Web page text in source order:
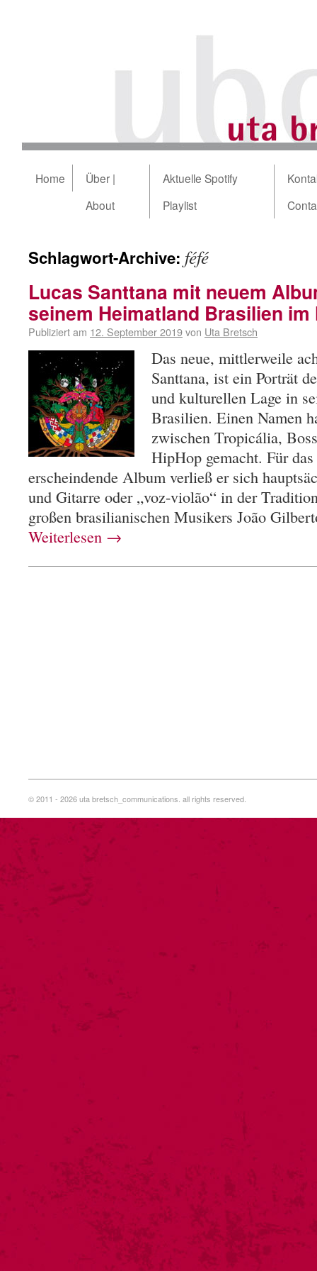
Home
Über |
About
Aktuelle Spotify
Playlist
Schlagwort-Archive: féfé
Lucas Santtana mit neuem
seinem Heimatland Brasilien im
Publiziert am 12. September 2019von Uta Bretsch
Das neue, mittlerweile
Santtana, ist ein Porträt
und kulturellen Lage in
Brasilien. Einen Namen
zwischen Tropicália,
HipHop gemacht. Für
erscheindende Album verließ er sich
und Gitarre oder „voz-violão“ in der
großen brasilianischen Musikers João
Weiterlesen →
© 2011 - 2026 uta bretsch_communications. all rights reserved.